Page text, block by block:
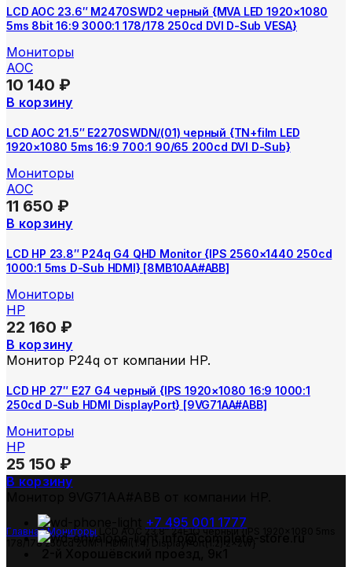
LCD AOC 23.6″ M2470SWD2 черный {MVA LED 1920×1080
5ms 8bit 16:9 3000:1 178/178 250cd DVI D-Sub VESA}
Мониторы
AOC
10 140 ₽
В корзину
LCD AOC 21.5″ E2270SWDN/(01) черный {TN+film LED
1920×1080 5ms 16:9 700:1 90/65 200cd DVI D-Sub}
Мониторы
AOC
11 650 ₽
В корзину
LCD HP 23.8″ P24q G4 QHD Monitor {IPS 2560×1440 250cd
1000:1 5ms D-Sub HDMI} [8MB10AA#ABB]
Мониторы
HP
22 160 ₽
В корзину
Монитор P24q от компании HP.
LCD HP 27″ E27 G4 черный {IPS 1920×1080 16:9 1000:1
250cd D-Sub HDMI DisplayPort} [9VG71AA#ABB]
Мониторы
HP
25 150 ₽
В корзину
ГлавнаяМониторы
LCD AOC 23.8″ 24E1Q черный {IPS 1920×1080 5ms
178/178 250cd 20M:1 HDMI(1.4) DisplayPort(1.2) 2x2W}
+7 495 001 1777